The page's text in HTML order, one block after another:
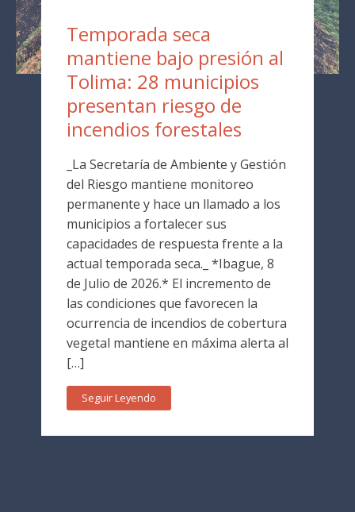
Temporada seca
mantiene bajo presión al
Tolima: 28 municipios
presentan riesgo de
incendios forestales
_La Secretaría de Ambiente y Gestión
del Riesgo mantiene monitoreo
permanente y hace un llamado a los
municipios a fortalecer sus
capacidades de respuesta frente a la
actual temporada seca._ *Ibague, 8
de Julio de 2026.* El incremento de
las condiciones que favorecen la
ocurrencia de incendios de cobertura
vegetal mantiene en máxima alerta al
[…]
Seguir Leyendo